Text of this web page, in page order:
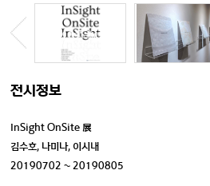
전시정보
InSight OnSite 展
김수호, 나미나, 이시내
20190702 ~ 20190805